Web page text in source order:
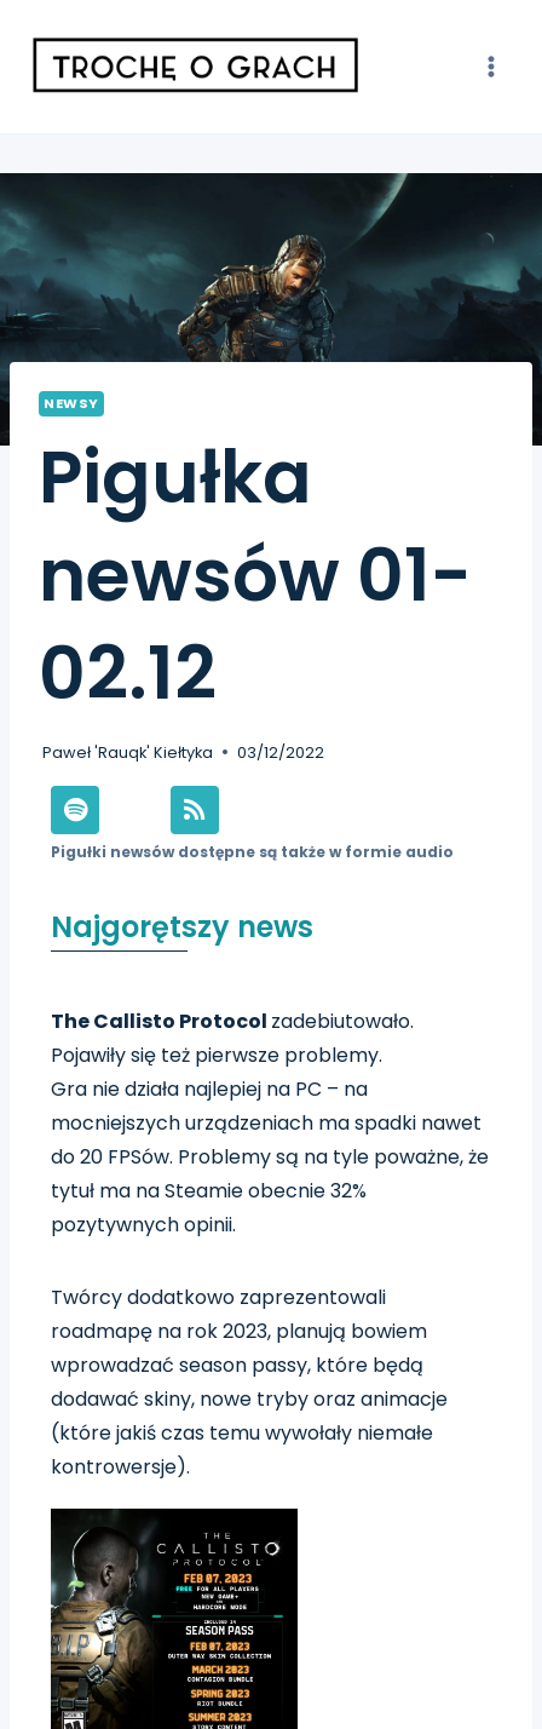
NEWSY
Pigułka
newsów 01-
02.12
Paweł 'Rauqk' Kiełtyka 03/12/2022
Pigułki newsów dostępne są także w formie audio
Najgorętszy news
The Callisto Protocol zadebiutowało.
Pojawiły się też pierwsze problemy.
Gra niedziała najlepiej na PC – na
mocniejszych urządzeniach ma spadki nawet
do 20 FPSów. Problemy są na tyle poważne, że
tytuł ma na Steamie obecnie 32%
pozytywnych opinii.
Twórcy dodatkowo zaprezentowali
roadmapę na rok 2023, planują bowiem
wprowadzać season passy, które będą
dodawać skiny, nowe tryby oraz animacje
(które jakiś czas temu wywołały niemałe
kontrowersje).